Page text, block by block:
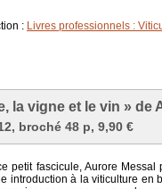
: Livres professionnels :
la vigne et le vin » de
broché 48 p, 9,90 €
petit fascicule, Aurore
introduction à la viticulture en